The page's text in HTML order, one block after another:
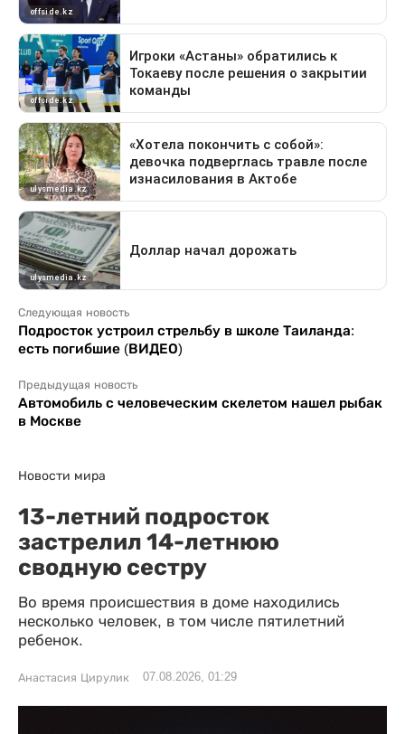
Следующая новость
Подросток устроил стрельбу в школе Таиланда:
есть погибшие (ВИДЕО)
Предыдущая новость
Автомобиль с человеческим скелетом нашел рыбак
в Москве
Новости мира
13-летний подросток
застрелил 14-летнюю
сводную сестру
Во время происшествия в доме находились
несколько человек, в том числе пятилетний
ребенок.
Анастасия Цирулик 07.08.2026, 01:29